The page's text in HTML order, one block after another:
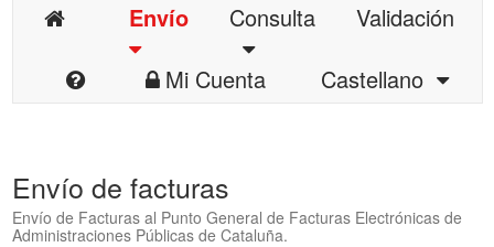
Envío Consulta
Validación
Mi Cuenta
Castellano
Envío de facturas
Envío de Facturas al Punto General de Facturas Electrónicas de
Administraciones Públicas de Cataluña.